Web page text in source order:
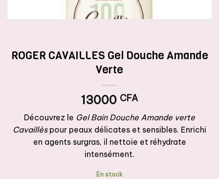
ROGER CAVAILLES Gel Douche Amande
Verte
13000 CFA
Découvrez le Gel Bain Douche Amande verte
Cavaillèspour peaux délicates et sensibles. Enrichi
en agents surgras, il nettoie et réhydrate
intensément.
En stock